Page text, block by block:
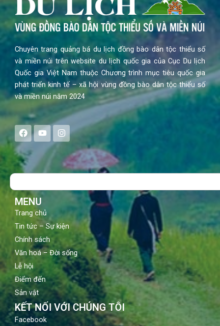
Chuyên trang quảng bá du lịch đồng bào dân tộc thiểu số
và miền núi trên website du lịch quốc gia của Cục Du lịch
Quốc gia Việt Nam thuộc Chương trình mục tiêu quốc gia
phát triển kinh tế – xã hội vùng đồng bào dân tộc thiểu số
và miền núi năm 2024
F
a
c
e
b
o
Y
o
u
t
u
b
I
n
s
a
g
Search
MENU
Trang chủ
Tin tức – Sự kiện
Chính sách
Văn hoá – Đời sống
Lễ hội
Điểm đến
Sản vật
KẾT NỐI VỚI CHÚNG TÔI
Facebook